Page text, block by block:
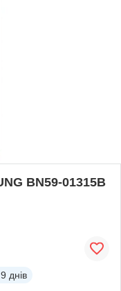
BN59-01315B
9 днів